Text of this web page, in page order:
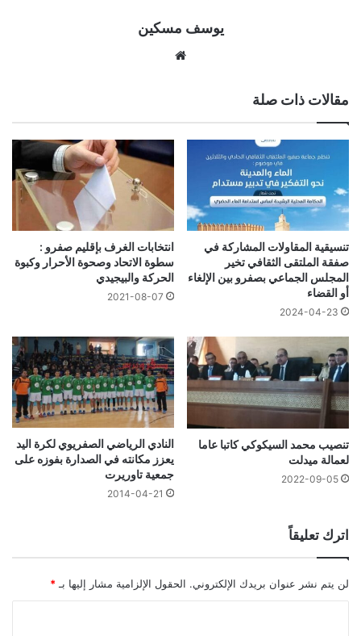
يوسف مسكين
مقالات ذات صلة
تنسيقية المقاولات المشاركة في
صفقة الملتقى الثقافي تخير
المجلس الجماعي بصفرو بين الإلغاء
أو القضاء
2024-04-23
انتخابات الغرف بإقليم صفرو :
سطوة الاتحاد وصحوة الأحرار وكبوة
الحركة والبيجيدي
2021-08-07
تنصيب محمد السيكوكي كاتبا عاما
لعمالة ميدلت
2022-09-05
النادي الرياضي الصفريوي لكرة اليد
يعزز مكانته في الصدارة بفوزه على
جمعية تاوريرت
2014-04-21
اترك تعليقاً
لن يتم نشر عنوان بريدك الإلكتروني. الحقول الإلزامية مشار إليها بـ *